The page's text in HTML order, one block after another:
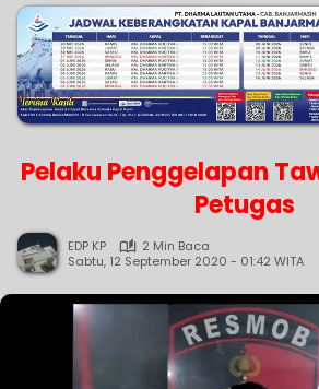
Pelaku Penggelapan
Petugas
EDP KP
2 Min Baca
Sabtu, 12 September 2020 - 01:42 WITA